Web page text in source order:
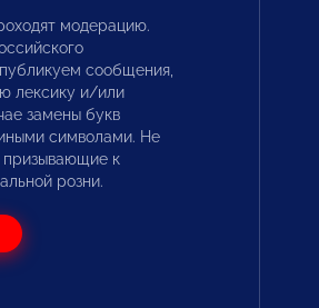
модерацию.
сообщения,
лексику и/или
замены букв
символами. Не
призывающие к
розни.